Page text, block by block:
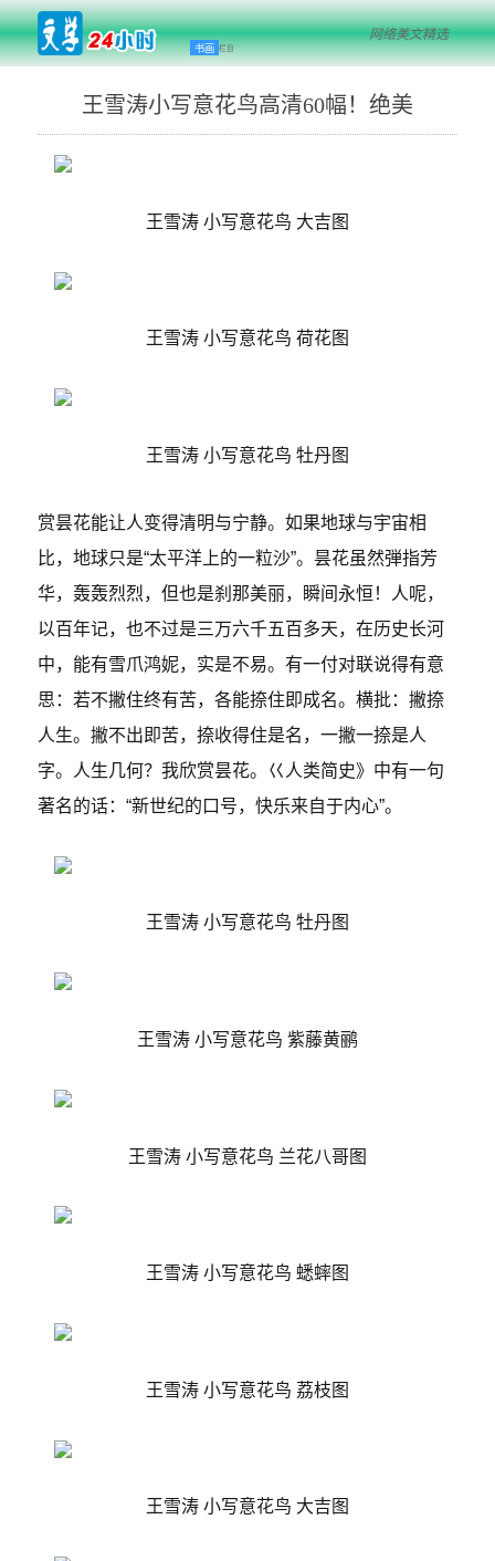
书画 栏目
网络美文精选
王雪涛小写意花鸟高清60幅！绝美
王雪涛 小写意花鸟 大吉图
王雪涛 小写意花鸟 荷花图
王雪涛 小写意花鸟 牡丹图
赏昙花能让人变得清明与宁静。如果地球与宇宙相
比，地球只是“太平洋上的一粒沙”。昙花虽然弾指芳
华，轰轰烈烈，但也是刹那美丽，瞬间永恒！人呢，
以百年记，也不过是三万六千五百多天，在历史长河
中，能有雪爪鸿妮，实是不易。有一付对联说得有意
思：若不撇住终有苦，各能捺住即成名。横批：撇捺
人生。撇不出即苦，捺收得住是名，一撇一捺是人
字。人生几何？我欣赏昙花。巜人类简史》中有一句
著名的话：“新世纪的口号，快乐来自于内心”。
王雪涛 小写意花鸟 牡丹图
王雪涛 小写意花鸟 紫藤黄鹂
王雪涛 小写意花鸟 兰花八哥图
王雪涛 小写意花鸟 蟋蟀图
王雪涛 小写意花鸟 荔枝图
王雪涛 小写意花鸟 大吉图